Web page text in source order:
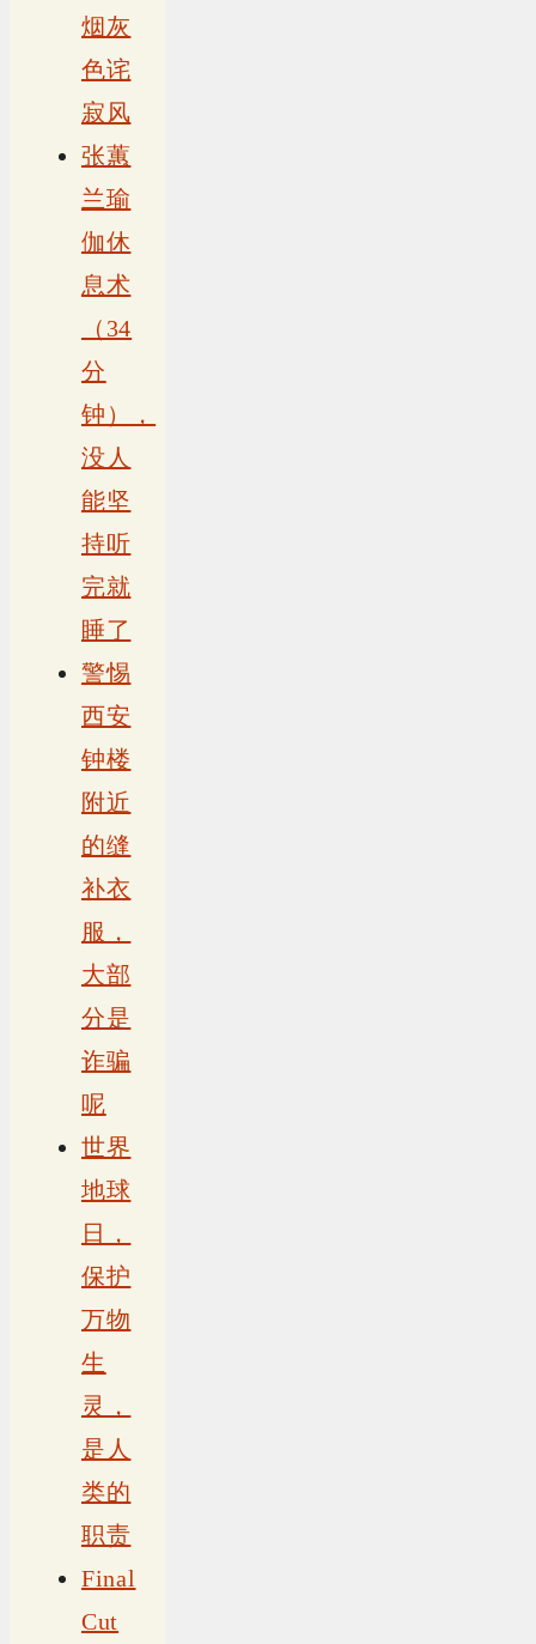
烟灰
色诧
寂风
张蕙
兰瑜
伽休
息术
（34
分
钟），
没人
能坚
持听
完就
睡了
警惕
西安
钟楼
附近
的缝
补衣
服，
大部
分是
诈骗
呢
世界
地球
日，
保护
万物
生
灵，
是人
类的
职责
Final
Cut